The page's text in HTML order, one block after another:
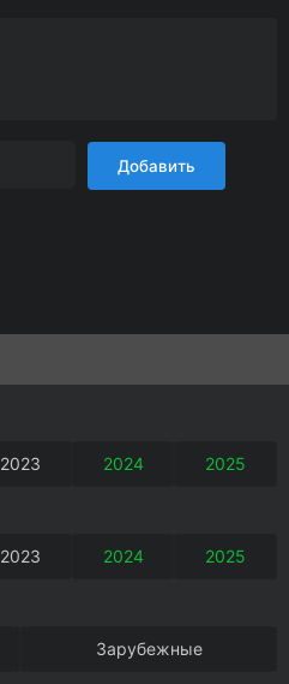
Добавить
2023 2024 2025
2023 2024 2025
Зарубежные